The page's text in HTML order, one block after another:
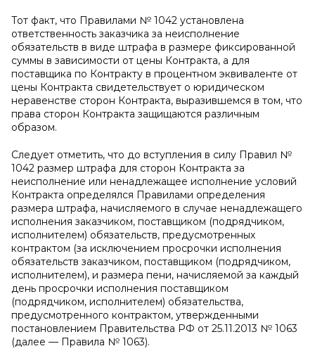
Тот факт, что Правилами № 1042 установлена
ответственность заказчика за неисполнение
обязательств в виде штрафа в размере фиксированной
суммы в зависимости от цены Контракта, а для
поставщика по Контракту в процентном эквиваленте от
цены Контракта свидетельствует о юридическом
неравенстве сторон Контракта, выразившемся в том, что
права сторон Контракта защищаются различным
образом.
Следует отметить, что до вступления в силу Правил №
1042 размер штрафа для сторон Контракта за
неисполнение или ненадлежащее исполнение условий
Контракта определялся Правилами определения
размера штрафа, начисляемого в случае ненадлежащего
исполнения заказчиком, поставщиком (подрядчиком,
исполнителем) обязательств, предусмотренных
контрактом (за исключением просрочки исполнения
обязательств заказчиком, поставщиком (подрядчиком,
исполнителем), и размера пени, начисляемой за каждый
день просрочки исполнения поставщиком
(подрядчиком, исполнителем) обязательства,
предусмотренного контрактом, утвержденными
постановлением Правительства РФ от 25.11.2013 № 1063
(далее — Правила № 1063).